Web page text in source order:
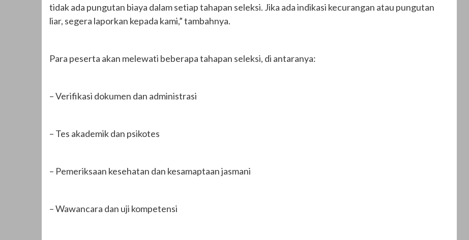
tidak ada pungutan biaya dalam setiap tahapan seleksi. Jika ada indikasi kecurangan atau pungutan
liar, segera laporkan kepada kami,” tambahnya.
Para peserta akan melewati beberapa tahapan seleksi, di antaranya:
– Verifikasi dokumen dan administrasi
– Tes akademik dan psikotes
– Pemeriksaan kesehatan dan kesamaptaan jasmani
– Wawancara dan uji kompetensi